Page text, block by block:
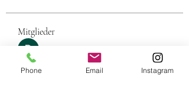
Mitglieder
Dangyc Ding Folgen
Phone Email Instagram